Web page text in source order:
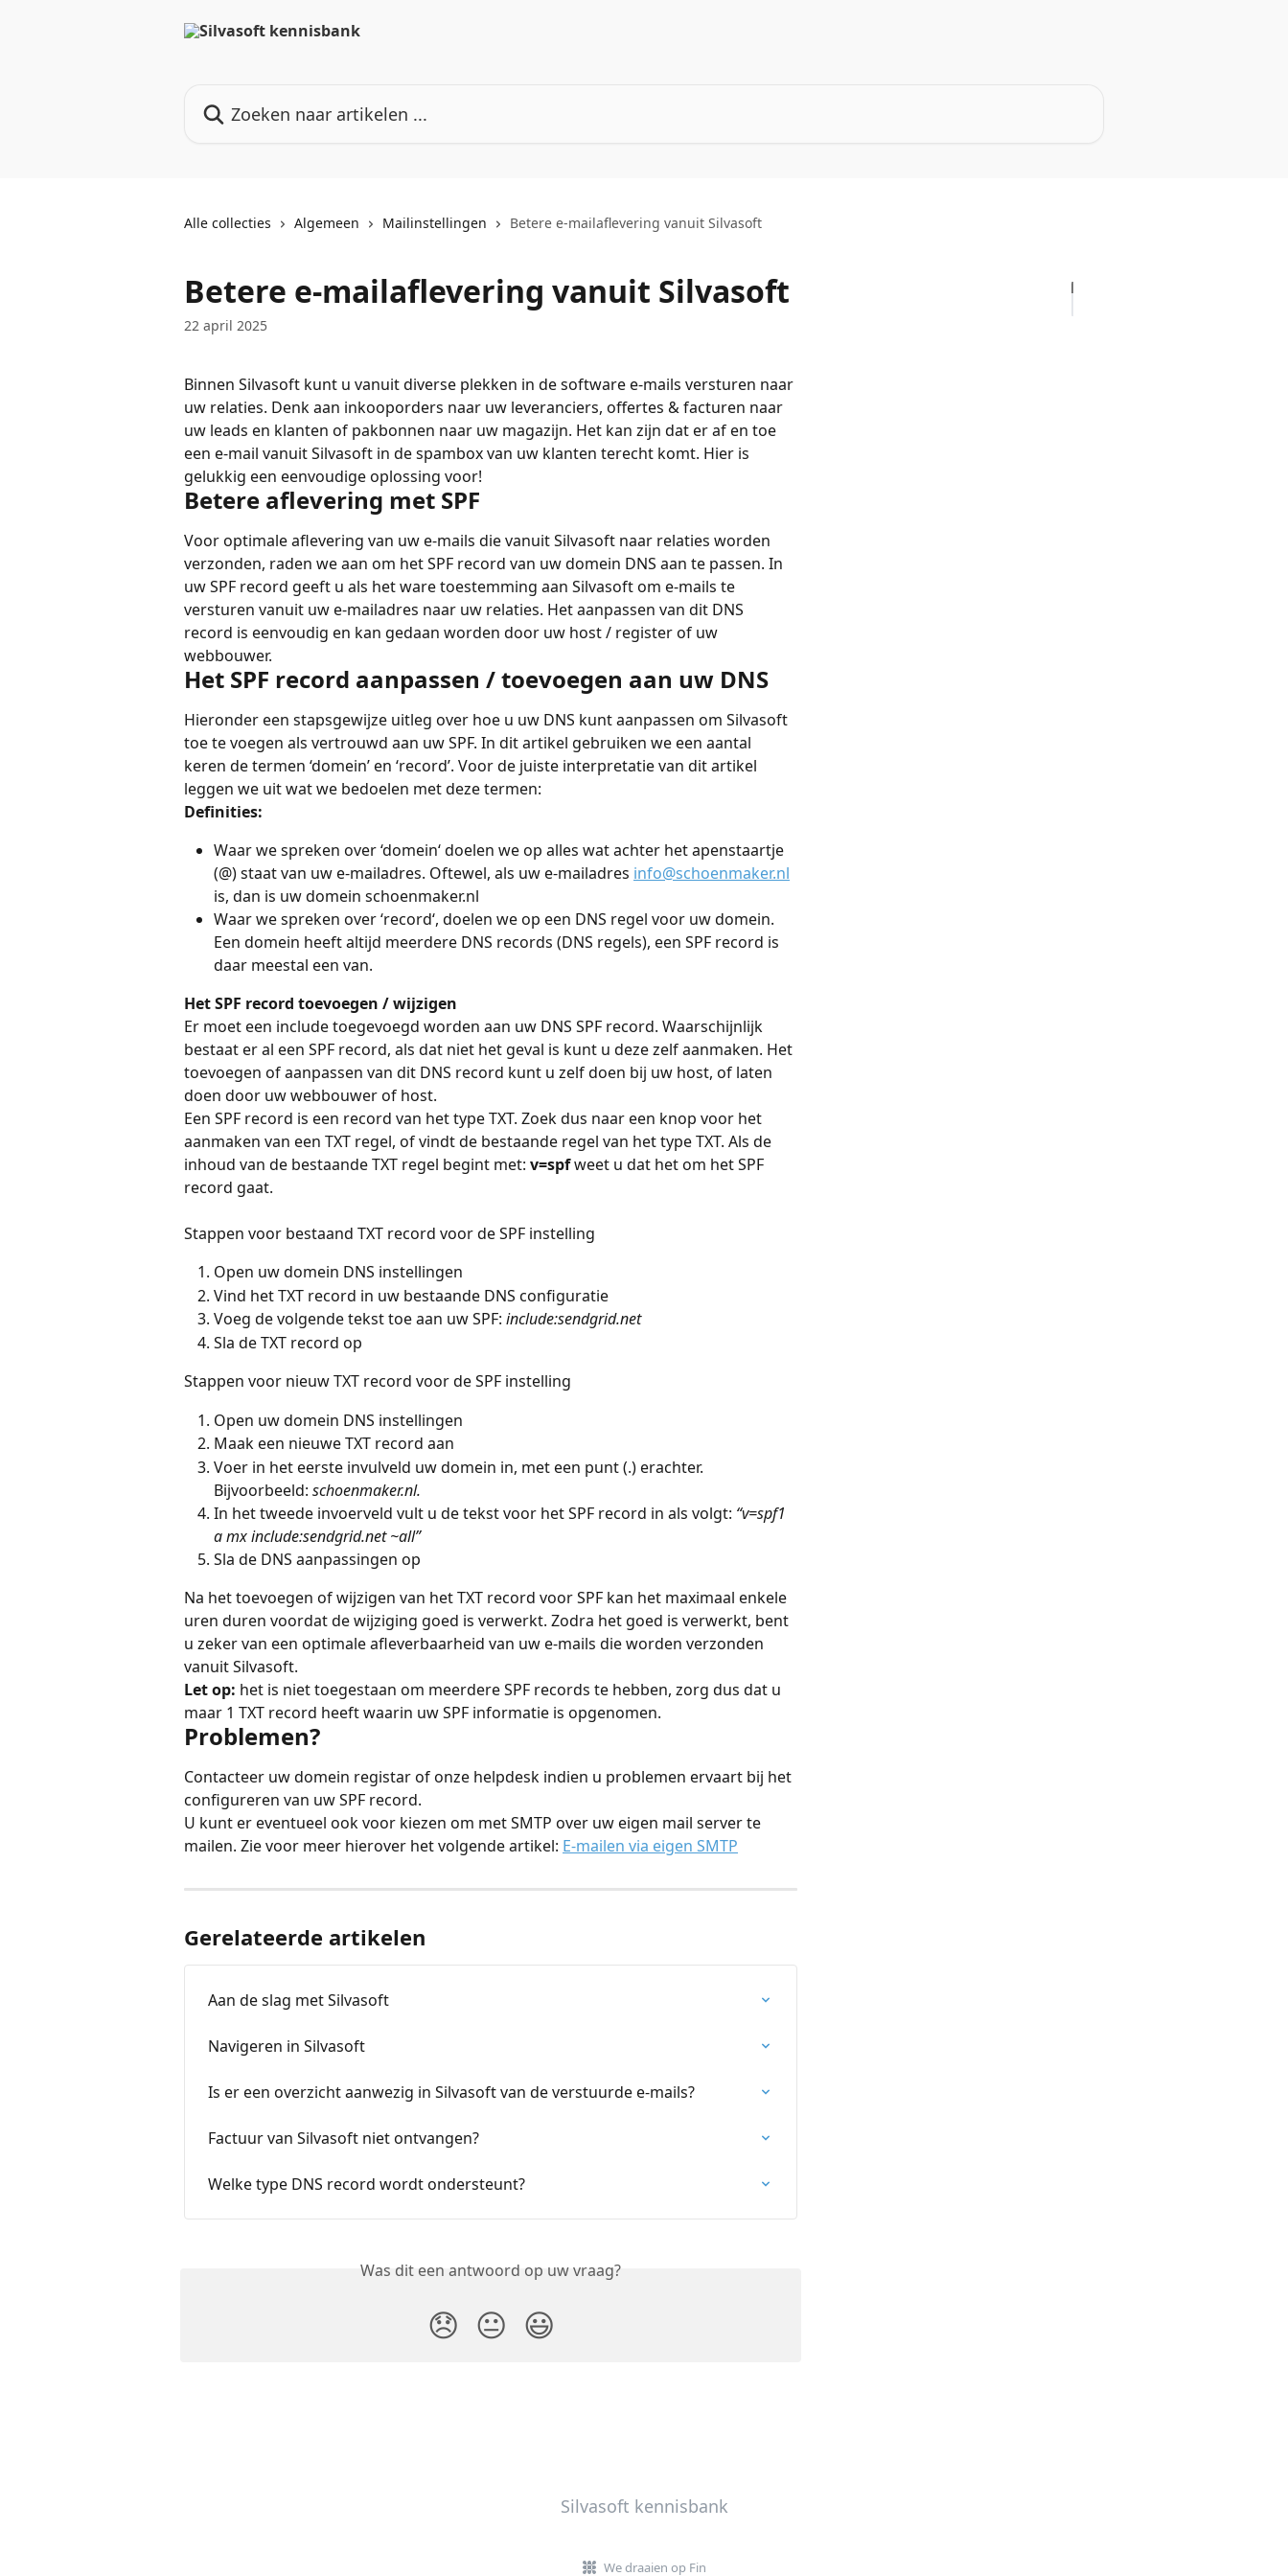
Alle collecties Algemeen Mailinstellingen Betere e-mailaflevering vanuit Silvasoft
Betere e-mailaflevering vanuit Silvasoft
22 april 2025
Binnen Silvasoft kunt u vanuit diverse plekken in de software e-mails versturen naar
uw relaties. Denk aan inkooporders naar uw leveranciers, offertes & facturen naar
uw leads en klanten of pakbonnen naar uw magazijn. Het kan zijn dat er af en toe
een e-mail vanuit Silvasoft in de spambox van uw klanten terecht komt. Hier is
gelukkig een eenvoudige oplossing voor!
Betere aflevering met SPF
Voor optimale aflevering van uw e-mails die vanuit Silvasoft naar relaties worden
verzonden, raden we aan om het SPF record van uw domein DNS aan te passen. In
uw SPF record geeft u als het ware toestemming aan Silvasoft om e-mails te
versturen vanuit uw e-mailadres naar uw relaties. Het aanpassen van dit DNS
record is eenvoudig en kan gedaan worden door uw host / register of uw
webbouwer.
Het SPF record aanpassen / toevoegen aan uw DNS
Hieronder een stapsgewijze uitleg over hoe u uw DNS kunt aanpassen om Silvasoft
toe te voegen als vertrouwd aan uw SPF. In dit artikel gebruiken we een aantal
keren de termen ‘domein’ en ‘record’. Voor de juiste interpretatie van dit artikel
leggen we uit wat we bedoelen met deze termen:
Definities:
Waar we spreken over ‘domein‘ doelen we op alles wat achter het apenstaartje
(@) staat van uw e-mailadres. Oftewel, als uw e-mailadres info@schoenmaker.nl
is, dan is uw domein schoenmaker.nl
Waar we spreken over ‘record‘, doelen we op een DNS regel voor uw domein.
Een domein heeft altijd meerdere DNS records (DNS regels), een SPF record is
daar meestal een van.
Het SPF record toevoegen / wijzigen
Er moet een include toegevoegd worden aan uw DNS SPF record. Waarschijnlijk
bestaat er al een SPF record, als dat niet het geval is kunt u deze zelf aanmaken. Het
toevoegen of aanpassen van dit DNS record kunt u zelf doen bij uw host, of laten
doen door uw webbouwer of host.
Een SPF record is een record van het type TXT. Zoek dus naar een knop voor het
aanmaken van een TXT regel, of vindt de bestaande regel van het type TXT. Als de
inhoud van de bestaande TXT regel begint met: v=spf weet u dat het om het SPF
record gaat.
Stappen voor bestaand TXT record voor de SPF instelling
Open uw domein DNS instellingen
Vind het TXT record in uw bestaande DNS configuratie
Voeg de volgende tekst toe aan uw SPF: include:sendgrid.net
Sla de TXT record op
Stappen voor nieuw TXT record voor de SPF instelling
Open uw domein DNS instellingen
Maak een nieuwe TXT record aan
Voer in het eerste invulveld uw domein in, met een punt (.) erachter.
Bijvoorbeeld: schoenmaker.nl.
In het tweede invoerveld vult u de tekst voor het SPF record in als volgt: “v=spf1
a mx include:sendgrid.net ~all”
Sla de DNS aanpassingen op
Na het toevoegen of wijzigen van het TXT record voor SPF kan het maximaal enkele
uren duren voordat de wijziging goed is verwerkt. Zodra het goed is verwerkt, bent
u zeker van een optimale afleverbaarheid van uw e-mails die worden verzonden
vanuit Silvasoft.
Let op: het is niet toegestaan om meerdere SPF records te hebben, zorg dus dat u
maar 1 TXT record heeft waarin uw SPF informatie is opgenomen.
Problemen?
Contacteer uw domein registar of onze helpdesk indien u problemen ervaart bij het
configureren van uw SPF record.
U kunt er eventueel ook voor kiezen om met SMTP over uw eigen mail server te
mailen. Zie voor meer hierover het volgende artikel: E-mailen via eigen SMTP
Gerelateerde artikelen
Aan de slag met Silvasoft
Navigeren in Silvasoft
Is er een overzicht aanwezig in Silvasoft van de verstuurde e-mails?
Factuur van Silvasoft niet ontvangen?
Welke type DNS record wordt ondersteunt?
Was dit een antwoord op uw vraag?
😞 😐 😃
Silvasoft kennisbank
We draaien op Fin